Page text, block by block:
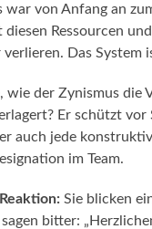
war von Anfang an
Ressourcen
Das System
wie der Zynismus die
Er schützt vor
auch jede
im Team.
Sie blicken
bitter: